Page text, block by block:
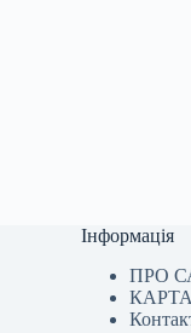
Інформація
ПРО